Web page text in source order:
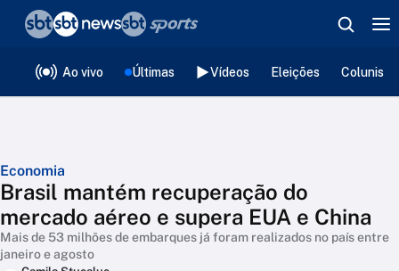
Ao vivo Últimas Vídeos Eleições
Economia
Brasil mantém recuperação do
mercado aéreo e supera EUA e China
Mais de 53 milhões de embarques já foram realizados no país entre
janeiro e agosto
❮voltar
Editorias